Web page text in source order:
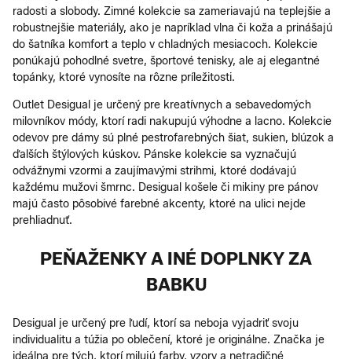
radosti a slobody. Zimné kolekcie sa zameriavajú na teplejšie a
robustnejšie materiály, ako je napríklad vlna či koža a prinášajú
do šatníka komfort a teplo v chladných mesiacoch. Kolekcie
ponúkajú pohodlné svetre, športové tenisky, ale aj elegantné
topánky, ktoré vynosíte na rôzne príležitosti.
Outlet Desigual je určený pre kreatívnych a sebavedomých
milovníkov módy, ktorí radi nakupujú výhodne a lacno. Kolekcie
odevov pre dámy sú plné pestrofarebných šiat, sukien, blúzok a
ďalších štýlových kúskov. Pánske kolekcie sa vyznačujú
odvážnymi vzormi a zaujímavými strihmi, ktoré dodávajú
každému mužovi šmrnc. Desigual košele či mikiny pre pánov
majú často pôsobivé farebné akcenty, ktoré na ulici nejde
prehliadnuť.
PEŇAŽENKY A INÉ DOPLNKY ZA
BABKU
Desigual je určený pre ľudí, ktorí sa neboja vyjadriť svoju
individualitu a túžia po oblečení, ktoré je originálne. Značka je
ideálna pre tých, ktorí milujú farby, vzory a netradičné